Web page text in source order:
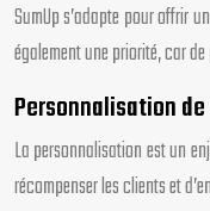
SumUp s’adapte pour offrir
également une priorité, car
Personnalisation
La personnalisation est un
récompenser les clients et